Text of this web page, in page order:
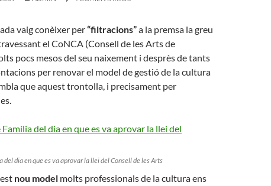
vaig conèixer per“filtracions”a la premsa la greu
el CoNCA (Consell de les Arts de
pocs mesos del seu naixement i desprès de tants
per renovar el model de gestió de la cultura
que aquest trontolla, i precisament per
del dia en que es va aprovar la llei del Consell de les Arts
nou model molts professionals de la cultura ens